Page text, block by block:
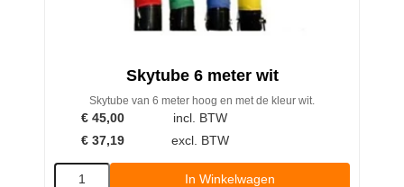
Skytube 6 meter wit
Skytube van 6 meter hoog en met de kleur wit.
€ 45,00
incl. BTW
€ 37,19 excl. BTW
In Winkelwagen